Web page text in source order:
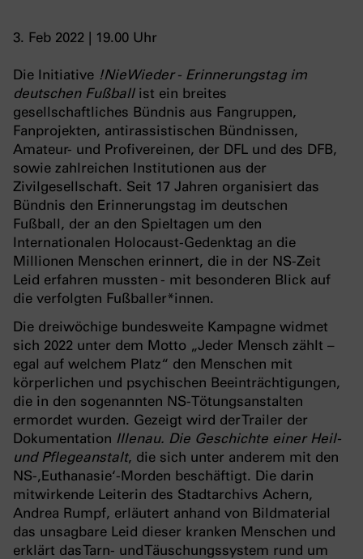
3. Feb 2022 | 19.00 Uhr
Die Initiative !NieWieder - Erinnerungstag im
deutschen Fußballist ein breites
gesellschaftliches Bündnis aus Fangruppen,
Fanprojekten, antirassistischen Bündnissen,
Amateur- und Profivereinen, der DFL und des DFB,
sowie zahlreichen Institutionen aus der
Zivilgesellschaft. Seit 17 Jahren organisiert das
Bündnis den Erinnerungstag im deutschen
Fußball, der an den Spieltagen um den
Internationalen Holocaust-Gedenktag an die
Millionen Menschen erinnert, die in der NS-Zeit
Leid erfahren mussten - mit besonderen Blick auf
die verfolgten Fußballer*innen.
Die dreiwöchige bundesweite Kampagne widmet
sich 2022 unter dem Motto „Jeder Mensch zählt –
egal auf welchem Platz“ den Menschen mit
körperlichen und psychischen Beeinträchtigungen,
die in den sogenannten NS-Tötungsanstalten
ermordet wurden. Gezeigt wird der Trailer der
Dokumentation Illenau. Die Geschichte einer Heil-
und Pflegeanstalt, die sich unter anderem mit den
NS-‚Euthanasie‘-Morden beschäftigt. Die darin
mitwirkende Leiterin des Stadtarchivs Achern,
Andrea Rumpf, erläutert anhand von Bildmaterial
das unsagbare Leid dieser kranken Menschen und
erklärt das Tarn- und Täuschungssystem rund um